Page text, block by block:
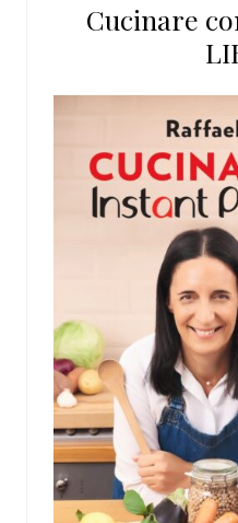
Cucinare